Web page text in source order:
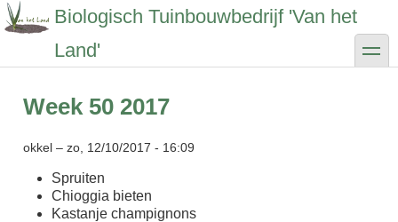
Overslaan
en
gaan
Biologisch Tuinbouwbedrijf 'Van het
Land'
toggle
Week 50 2017
okkel – zo, 12/10/2017 - 16:09
Spruiten
Chioggia bieten
Kastanje champignons